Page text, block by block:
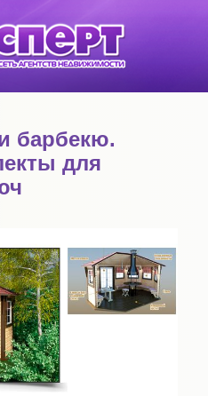
барбекю.
для